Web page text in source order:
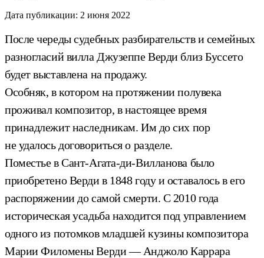
Дата публикации: 2 июня 2022
После череды судебных разбирательств и семейных
разногласий вилла Джузеппе Верди близ Буссето
будет выставлена на продажу.
Особняк, в котором на протяжении полувека
проживал композитор, в настоящее время
принадлежит наследникам. Им до сих пор
не удалось договориться о разделе.
Поместье в Сант-Агата-ди-Вилланова было
приобретено Верди в 1848 году и оставалось в его
распоряжении до самой смерти. С 2010 года
историческая усадьба находится под управлением
одного из потомков младшей кузины композитора
Марии Филомены Верди — Анджоло Каррара